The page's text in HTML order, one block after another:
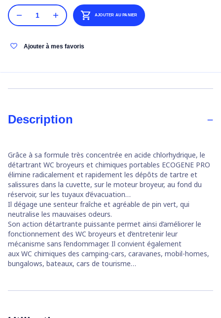
AJOUTER AU PANIER
Ajouter à mes favoris
Description
Grâce à sa formule très concentrée en acide chlorhydrique, le
détartrant WC broyeurs et chimiques portables ECOGENE PRO
élimine radicalement et rapidement les dépôts de tartre et
salissures dans la cuvette, sur le moteur broyeur, au fond du
réservoir, sur les tuyaux d’évacuation…
Il dégage une senteur fraîche et agréable de pin vert, qui
neutralise les mauvaises odeurs.
Son action détartrante puissante permet ainsi d’améliorer le
fonctionnement des WC broyeurs et d’entretenir leur
mécanisme sans l’endommager. Il convient également
aux WC chimiques des camping-cars, caravanes, mobil-homes,
bungalows, bateaux, cars de tourisme…